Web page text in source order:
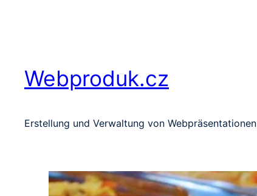
Webproduk.cz
Erstellung und Verwaltung von Webpräsentationen